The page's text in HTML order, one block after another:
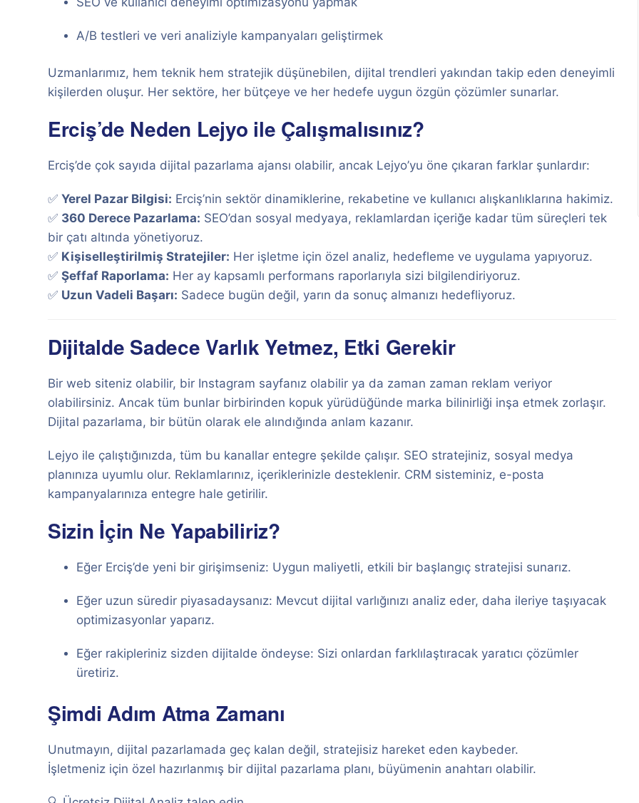
A/B testleri ve veri analiziyle kampanyaları geliştirmek
Uzmanlarımız, hem teknik hem stratejik düşünebilen, dijital trendleri yakından takip eden deneyimli
kişilerden oluşur. Her sektöre, her bütçeye ve her hedefe uygun özgün çözümler sunarlar.
Erciş’de Neden Lejyo ile Çalışmalısınız?
Erciş’de çok sayıda dijital pazarlama ajansı olabilir, ancak Lejyo’yu öne çıkaran farklar şunlardır:
✅ Yerel Pazar Bilgisi: Erciş’nin sektör dinamiklerine, rekabetine ve kullanıcı alışkanlıklarına hakimiz.
✅ 360 Derece Pazarlama: SEO’dan sosyal medyaya, reklamlardan içeriğe kadar tüm süreçleri tek
bir çatı altında yönetiyoruz.
✅ Kişiselleştirilmiş Stratejiler: Her işletme için özel analiz, hedefleme ve uygulama yapıyoruz.
✅ Şeffaf Raporlama: Her ay kapsamlı performans raporlarıyla sizi bilgilendiriyoruz.
✅ Uzun Vadeli Başarı: Sadece bugün değil, yarın da sonuç almanızı hedefliyoruz.
Dijitalde Sadece Varlık Yetmez, Etki Gerekir
Bir web siteniz olabilir, bir Instagram sayfanız olabilir ya da zaman zaman reklam veriyor
olabilirsiniz. Ancak tüm bunlar birbirinden kopuk yürüdüğünde marka bilinirliği inşa etmek zorlaşır.
Dijital pazarlama, bir bütün olarak ele alındığında anlam kazanır.
Lejyo ile çalıştığınızda, tüm bu kanallar entegre şekilde çalışır. SEO stratejiniz, sosyal medya
planınıza uyumlu olur. Reklamlarınız, içeriklerinizle desteklenir. CRM sisteminiz, e-posta
kampanyalarınıza entegre hale getirilir.
Sizin İçin Ne Yapabiliriz?
Eğer Erciş’de yeni bir girişimseniz: Uygun maliyetli, etkili bir başlangıç stratejisi sunarız.
Eğer uzun süredir piyasadaysanız: Mevcut dijital varlığınızı analiz eder, daha ileriye taşıyacak
optimizasyonlar yaparız.
Eğer rakipleriniz sizden dijitalde öndeyse: Sizi onlardan farklılaştıracak yaratıcı çözümler
üretiriz.
Şimdi Adım Atma Zamanı
Unutmayın, dijital pazarlamada geç kalan değil, stratejisiz hareket eden kaybeder.
İşletmeniz için özel hazırlanmış bir dijital pazarlama planı, büyümenin anahtarı olabilir.